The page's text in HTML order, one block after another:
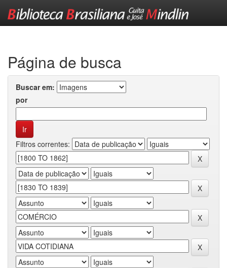
Página de busca
Buscar em:
por
Filtros correntes: